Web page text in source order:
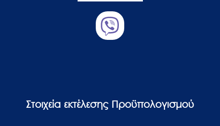
Στοιχεία εκτέλεσης Προϋπολογισμού